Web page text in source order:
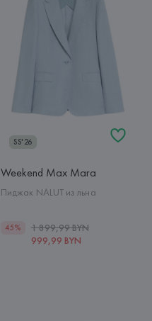
SS'26
Weekend Max Mara
Пиджак NALUT из льна
45%
1 899,99 BYN
999,99 BYN